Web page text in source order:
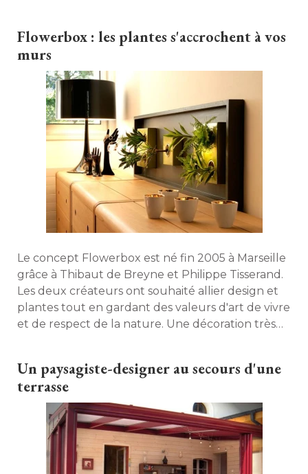
Flowerbox : les plantes s'accrochent à vos
murs
Le concept Flowerbox est né fin 2005 à Marseille
grâce à Thibaut de Breyne et Philippe Tisserand.
Les deux créateurs ont souhaité allier design et
plantes tout en gardant des valeurs d'art de vivre
et de respect de la nature. Une décoration très
Un paysagiste-designer au secours d'une
terrasse